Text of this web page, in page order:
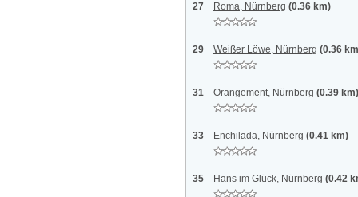
27 Roma, Nürnberg (0.36 km)
29 Weißer Löwe, Nürnberg (0.36
31 Orangement, Nürnberg (0.39 km)
33 Enchilada, Nürnberg (0.41 km)
35 Hans im Glück, Nürnberg (0.42